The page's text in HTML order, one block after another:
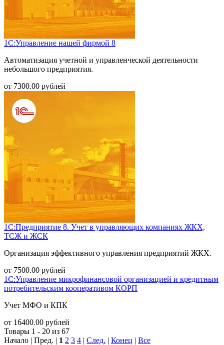
1С:Управление нашей фирмой 8
Автоматизация учетной и управленческой деятельности
небольшого предприятия.
от 7300.00 рублей
1С:Предприятие 8. Учет в управляющих компаниях ЖКХ,
ТСЖ и ЖСК
Организация эффективного управления предприятий ЖКХ.
от 7500.00 рублей
1С:Управление микрофинансовой организацией и кредитным
потребительским кооперативом КОРП
Учет МФО и КПК
от 16400.00 рублей
Товары 1 - 20 из 67
Начало | Пред. | 1 2 3 4 | След. | Конец | Все